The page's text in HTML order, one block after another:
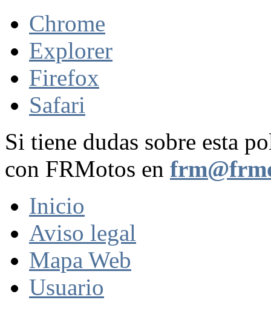
Chrome
Explorer
Firefox
Safari
Si tiene dudas sobre esta
con FRMotos en
Inicio
Aviso legal
Mapa Web
Usuario